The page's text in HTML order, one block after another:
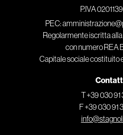
P.IVA
PEC:
Regolarmente iscritta
con numero REA
Capitale sociale costituito
T +39 030 91
F +39 030 91